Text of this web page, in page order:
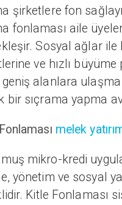
şirketlere fon
fonlaması aile
Sosyal ağlar
ve hızlı
alanlara
bir sıçrama yapma
melek
mikro-kredi
yönetim ve sosyal
Kitle Fonlaması